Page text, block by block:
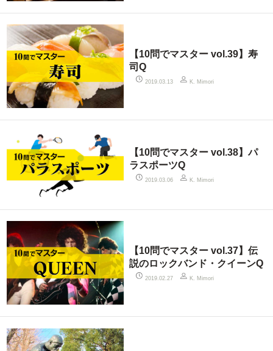
【10問でマスター vol.39】寿
司Q
2019.03.13 K. Mimori
【10問でマスター vol.38】パ
ラスポーツQ
2019.03.06 K. Mimori
【10問でマスター vol.37】伝
説のロックバンド・クイーンQ
2019.02.27 K. Mimori